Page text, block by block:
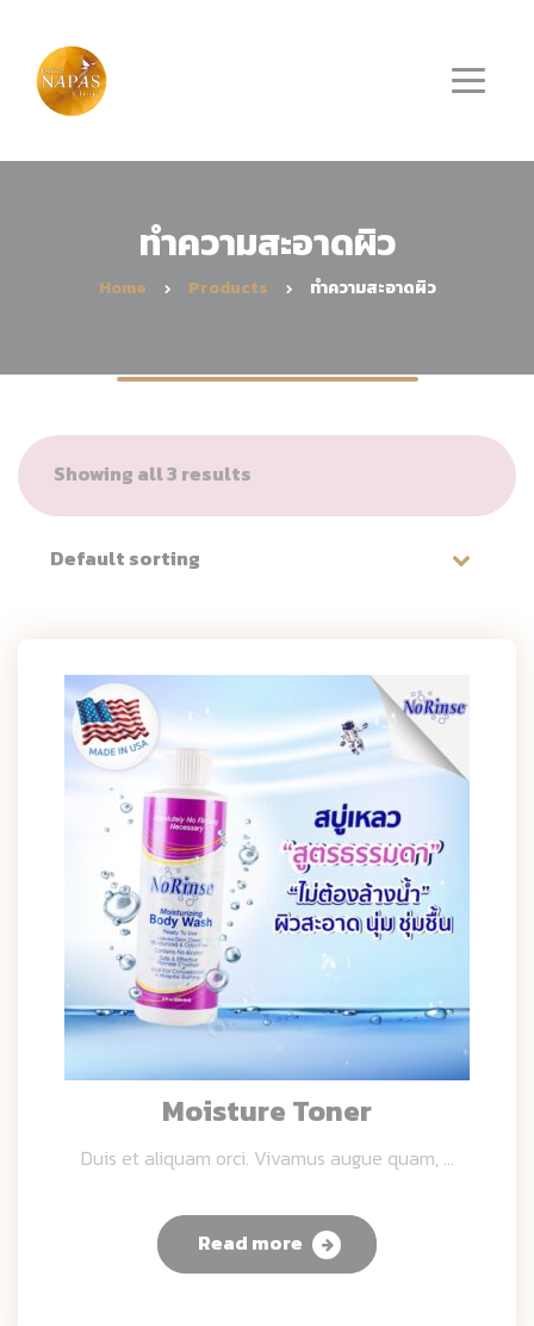
ทำความสะอาดผิว
Home Products ทำความสะอาดผิว
Showing all 3 results
Moisture Toner
Duis et aliquam orci. Vivamus augue quam, ...
Read more